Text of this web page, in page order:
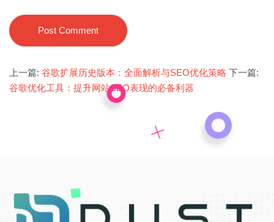
Post Comment
上一篇: 谷歌扩展历史版本：全面解析与SEO优化策略 下一篇:
谷歌优化工具：提升网站SEO表现的必备利器